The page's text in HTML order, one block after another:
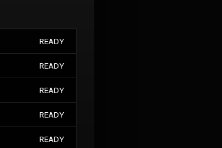
READY
READY
READY
READY
READY